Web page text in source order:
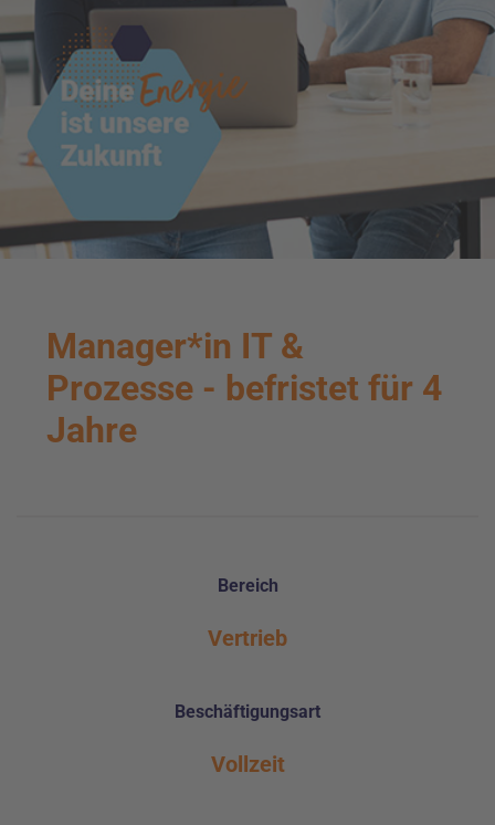
Manager*in IT &
Prozesse - befristet für 4
Jahre
Bereich
Vertrieb
Beschäftigungsart
Vollzeit